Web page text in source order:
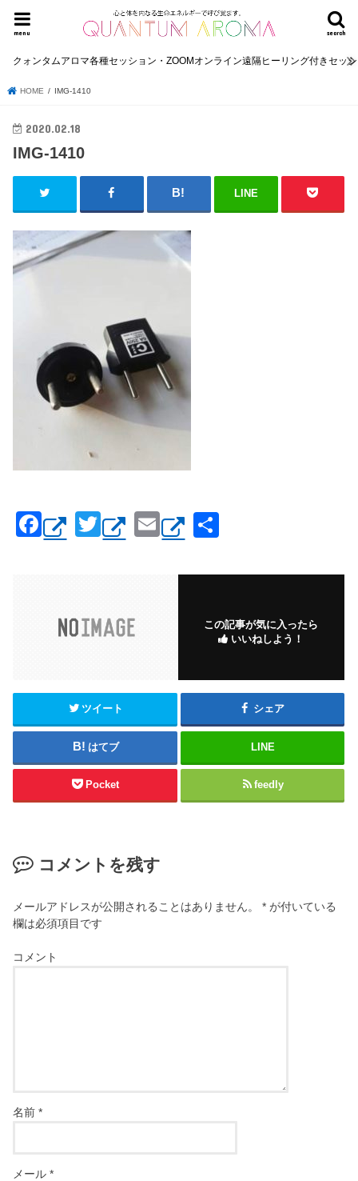
search
menu
クォンタムアロマ各種セッション・ZOOMオンライン遠隔ヒーリング付きセッ
HOME IMG-1410
2020.02.18
IMG-1410
LINE
F
a
T
wi
E
m
ail
この記事が気に入ったら
いいねしよう！
ツイート シェア
はてブ LINE
Pocket feedly
コメントを残す
メールアドレスが公開されることはありません。 * が付いている
欄は必須項目です
コメント
名前*
メール*